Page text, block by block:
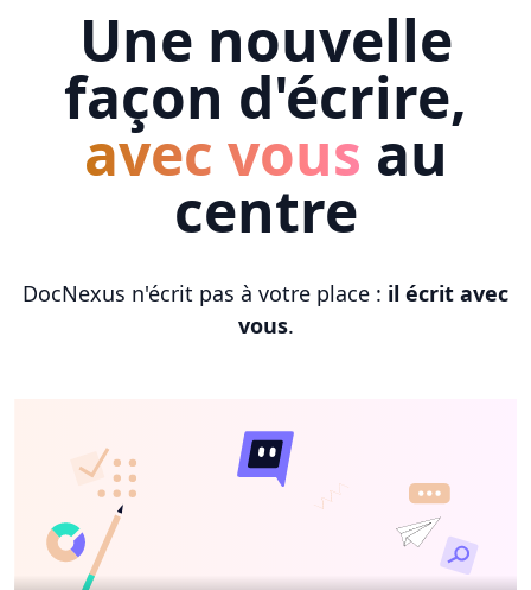
Une nouvelle
façon d'écrire,
avec vous au
centre
DocNexus n'écrit pas à votre place : il écrit avec
vous.